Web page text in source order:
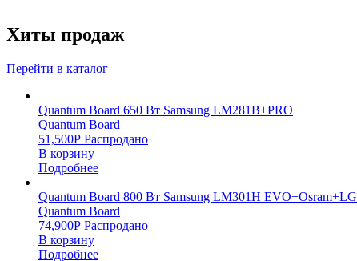
Хиты продаж
Перейти в каталог
Quantum Board 650 Вт Samsung LM281B+PRO
Quantum Board
51,500Р Распродано
В корзину
Подробнее
Quantum Board 800 Вт Samsung LM301H EVO+Osram+LG
Quantum Board
74,900Р Распродано
В корзину
Подробнее